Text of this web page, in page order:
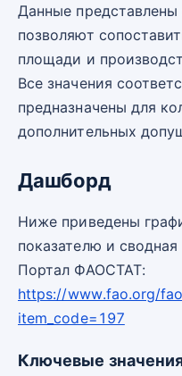
Данные представлены
позволяют
площади и
Все значения
предназначены для
дополнительных
Дашборд
Ниже приведены
показателю и
Портал ФАОСТАТ:
https://www.fao.org/
item_code=197
Ключевые